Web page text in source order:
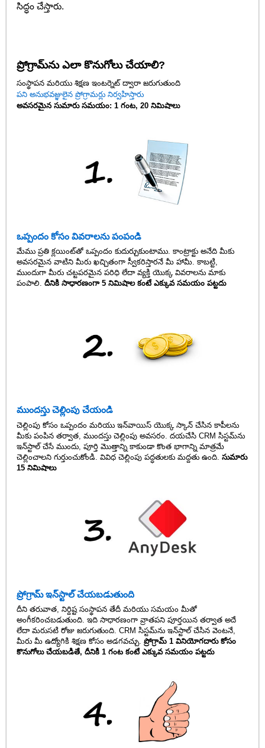
సిద్ధం చేస్తారు.
ప్రోగ్రామ్‌ను ఎలా కొనుగోలు చేయాలి?
సంస్థాపన మరియు శిక్షణ ఇంటర్నెట్ ద్వారా జరుగుతుంది
పని అనుభవజ్ఞులైన ప్రోగ్రామర్లు నిర్వహిస్తారు
అవసరమైన సుమారు సమయం: 1 గంట, 20 నిమిషాలు
ఒప్పందం కోసం వివరాలను పంపండి
మేము ప్రతి క్లయింట్‌తో ఒప్పందం కుదుర్చుకుంటాము. కాంట్రాక్టు అనేది మీకు
అవసరమైన వాటిని మీరు ఖచ్చితంగా స్వీకరిస్తారనే మీ హామీ. కాబట్టి,
ముందుగా మీరు చట్టపరమైన పరిధి లేదా వ్యక్తి యొక్క వివరాలను మాకు
పంపాలి.దీనికి సాధారణంగా 5 నిమిషాల కంటే ఎక్కువ సమయం పట్టదు
ముందస్తు చెల్లింపు చేయండి
చెల్లింపు కోసం ఒప్పందం మరియు ఇన్‌వాయిస్ యొక్క స్కాన్ చేసిన కాపీలను
మీకు పంపిన తర్వాత, ముందస్తు చెల్లింపు అవసరం. దయచేసి CRM సిస్టమ్‌ను
ఇన్‌స్టాల్ చేసే ముందు, పూర్తి మొత్తాన్ని కాకుండా కొంత భాగాన్ని మాత్రమే
చెల్లించాలని గుర్తుంచుకోండి. వివిధ చెల్లింపు పద్ధతులకు మద్దతు ఉంది.సుమారు
15 నిమిషాలు
ప్రోగ్రామ్ ఇన్‌స్టాల్ చేయబడుతుంది
దీని తరువాత, నిర్దిష్ట సంస్థాపన తేదీ మరియు సమయం మీతో
అంగీకరించబడుతుంది. ఇది సాధారణంగా వ్రాతపని పూర్తయిన తర్వాత అదే
లేదా మరుసటి రోజు జరుగుతుంది. CRM సిస్టమ్‌ను ఇన్‌స్టాల్ చేసిన వెంటనే,
మీరు మీ ఉద్యోగికి శిక్షణ కోసం అడగవచ్చు.ప్రోగ్రామ్ 1 వినియోగదారు కోసం
కొనుగోలు చేయబడితే, దీనికి 1 గంట కంటే ఎక్కువ సమయం పట్టదు